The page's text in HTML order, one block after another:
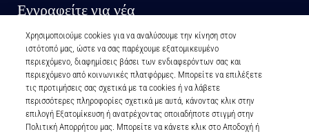
Εγγραφείτε για νέα
Χρησιμοποιούμε cookies για να αναλύσουμε την κίνηση στον
ιστότοπό μας, ώστε να σας παρέχουμε εξατομικευμένο
περιεχόμενο, διαφημίσεις βάσει των ενδιαφερόντων σας και
περιεχόμενο από κοινωνικές πλατφόρμες. Μπορείτε να επιλέξετε
τις προτιμήσεις σας σχετικά με τα cookies ή να λάβετε
περισσότερες πληροφορίες σχετικά με αυτά, κάνοντας κλικ στην
επιλογή Εξατομίκευση ή ανατρέχοντας οποιαδήποτε στιγμή στην
Πολιτική Απορρήτου μας. Μπορείτε να κάνετε κλικ στο Αποδοχή ή